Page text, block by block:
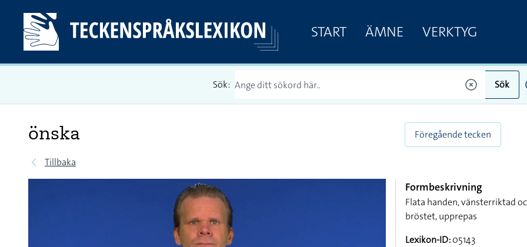
START ÄMNE VERKTYG
Sök: Sök
önska
Tillbaka
Föregående tecken
Formbeskrivning
Flata handen, vänsterriktad
bröstet, upprepas
Lexikon-ID:05143